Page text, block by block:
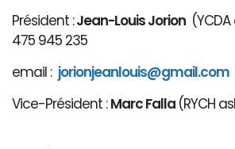
Président :Jean-Louis Jorion
475 945 235
email : jorionjeanlouis@gmail.com
Vice-Président :Marc Falla (RYCH